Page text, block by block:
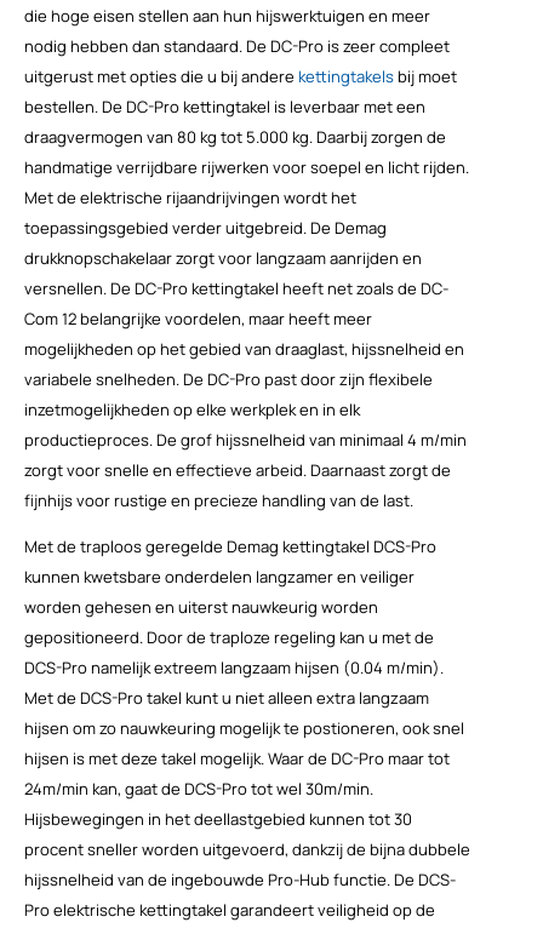
die hoge eisen stellen aan hun hijswerktuigen en meer
nodig hebben dan standaard. De DC-Pro is zeer compleet
uitgerust met opties die u bij andere kettingtakelsbij moet
bestellen. De DC-Pro kettingtakel is leverbaar met een
draagvermogen van 80 kg tot 5.000 kg. Daarbij zorgen de
handmatige verrijdbare rijwerken voor soepel en licht rijden.
Met de elektrische rijaandrijvingen wordt het
toepassingsgebied verder uitgebreid. De Demag
drukknopschakelaar zorgt voor langzaam aanrijden en
versnellen. De DC-Pro kettingtakel heeft net zoals de DC-
Com 12 belangrijke voordelen, maar heeft meer
mogelijkheden op het gebied van draaglast, hijssnelheid en
variabele snelheden. De DC-Pro past door zijn flexibele
inzetmogelijkheden op elke werkplek en in elk
productieproces. De grof hijssnelheid van minimaal 4 m/min
zorgt voor snelle en effectieve arbeid. Daarnaast zorgt de
fijnhijs voor rustige en precieze handling van de last.
Met de traploos geregelde Demag kettingtakel DCS-Pro
kunnen kwetsbare onderdelen langzamer en veiliger
worden gehesen en uiterst nauwkeurig worden
gepositioneerd. Door de traploze regeling kan u met de
DCS-Pro namelijk extreem langzaam hijsen (0.04 m/min).
Met de DCS-Pro takel kunt u niet alleen extra langzaam
hijsen om zo nauwkeuring mogelijk te postioneren, ook snel
hijsen is met deze takel mogelijk. Waar de DC-Pro maar tot
24m/min kan, gaat de DCS-Pro tot wel 30m/min.
Hijsbewegingen in het deellastgebied kunnen tot 30
procent sneller worden uitgevoerd, dankzij de bijna dubbele
hijssnelheid van de ingebouwde Pro-Hub functie. De DCS-
Pro elektrische kettingtakel garandeert veiligheid op de